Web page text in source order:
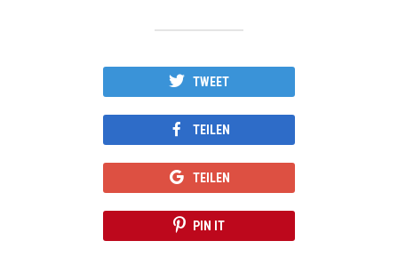
TWEET
TEILEN
TEILEN
PIN IT